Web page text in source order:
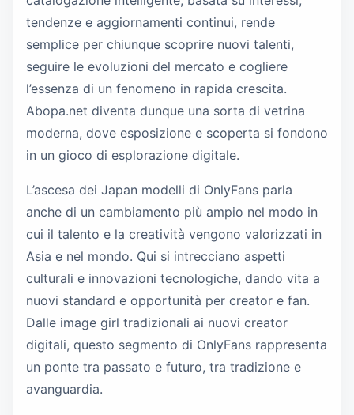
tendenze e aggiornamenti continui, rende
semplice per chiunque scoprire nuovi talenti,
seguire le evoluzioni del mercato e cogliere
l’essenza di un fenomeno in rapida crescita.
Abopa.net diventa dunque una sorta di vetrina
moderna, dove esposizione e scoperta si fondono
in un gioco di esplorazione digitale.
L’ascesa dei Japan modelli di OnlyFans parla
anche di un cambiamento più ampio nel modo in
cui il talento e la creatività vengono valorizzati in
Asia e nel mondo. Qui si intrecciano aspetti
culturali e innovazioni tecnologiche, dando vita a
nuovi standard e opportunità per creator e fan.
Dalle image girl tradizionali ai nuovi creator
digitali, questo segmento di OnlyFans rappresenta
un ponte tra passato e futuro, tra tradizione e
avanguardia.